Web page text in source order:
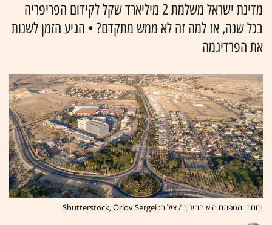
מדינת ישראל משלמת 2 מיליארד שקל לקידום הפריפריה
בכל שנה, אז למה זה לא ממש מתקדם? • הגיע הזמן לשנות
את הפרדיגמה
ירוחם. המפתח הוא החינוך / צילום: Shutterstock, Orlov Sergei